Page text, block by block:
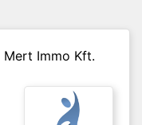
Mert Immo Kft.